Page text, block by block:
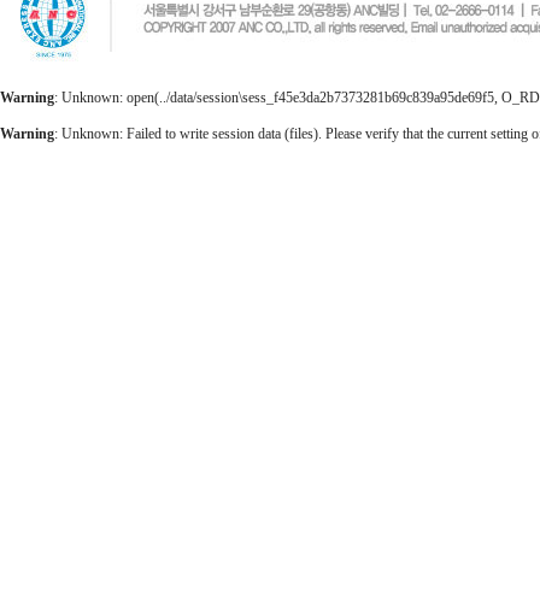
Warning: Unknown: open(../data/session\sess_f45e3da2b7373281b69c839a95de69f5,
Warning: Unknown: Failed to write session data (files). Please verify that the current setting